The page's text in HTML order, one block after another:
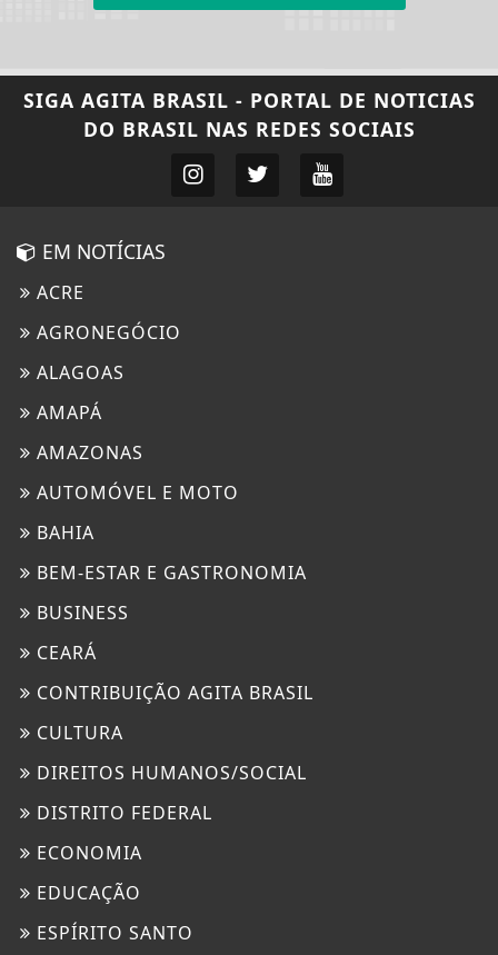
SIGA AGITA BRASIL - PORTAL DE NOTICIAS
DO BRASIL NAS REDES SOCIAIS
EM NOTÍCIAS
ACRE
AGRONEGÓCIO
ALAGOAS
AMAPÁ
AMAZONAS
AUTOMÓVEL E MOTO
BAHIA
BEM-ESTAR E GASTRONOMIA
BUSINESS
CEARÁ
CONTRIBUIÇÃO AGITA BRASIL
CULTURA
DIREITOS HUMANOS/SOCIAL
DISTRITO FEDERAL
ECONOMIA
EDUCAÇÃO
ESPÍRITO SANTO